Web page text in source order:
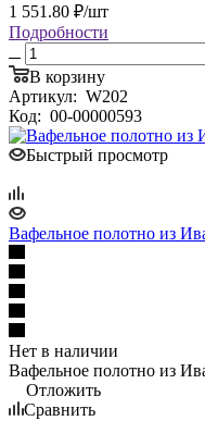
1 551.80 ₽/шт
Подробности
В корзину
Артикул: W202
Код: 00-00000593
Быстрый просмотр
Вафельное полотно из
Нет в наличии
Вафельное полотно из
Отложить
Сравнить